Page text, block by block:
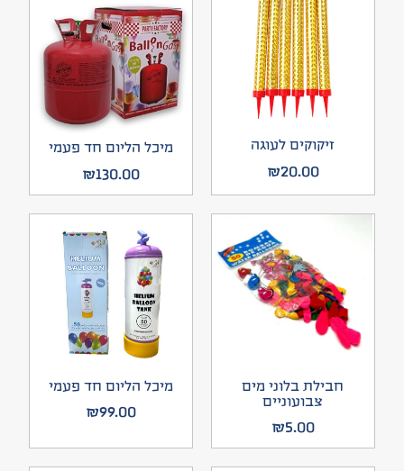
זיקוקים לעוגה
₪20.00
מיכל הליום חד פעמי
₪130.00
חבילת בלוני מים
צבועוניים
₪5.00
מיכל הליום חד פעמי
₪99.00